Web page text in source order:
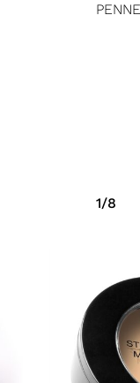
1/8